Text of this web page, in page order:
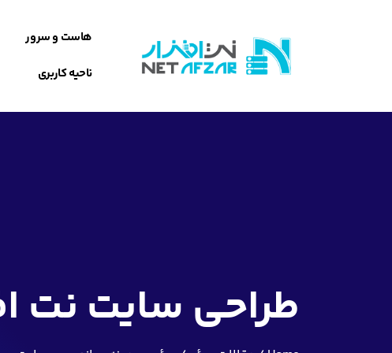
هاست و سرور
ناحیه کاربری
طراحی سایت نت